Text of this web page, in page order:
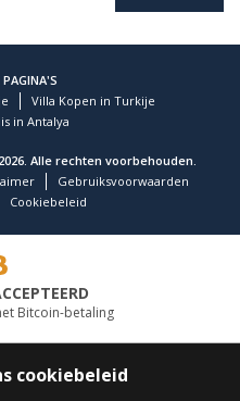
PAGINA'S
Villa Kopen in Turkije
in Antalya
Alle rechten voorbehouden.
Gebruiksvoorwaarden
Cookiebeleid
Bitcoin-betaling
cookiebeleid